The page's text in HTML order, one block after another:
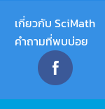
เกี่ยวกับ SciMath
คำถามที่พบบ่อย